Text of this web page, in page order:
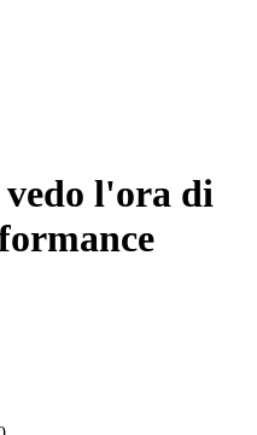
l'ora di